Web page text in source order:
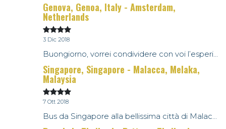
Genova, Genoa, Italy - Amsterdam,
Netherlands
3 Dic 2018
Buongiorno, vorrei condividere con voi l’esperi...
Singapore, Singapore - Malacca, Melaka,
Malaysia
7 Ott 2018
Bus da Singapore alla bellissima città di Malac...